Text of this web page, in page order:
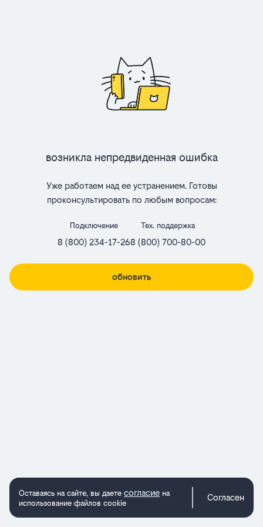
Возникла непредвиденная ошибка
Уже работаем над ее устранением. Готовы
проконсультировать по любым вопросам:
Подключение
8 (800) 234-17-26
Тех. поддержка
8 (800) 700-80-00
обновить
Оставаясь на сайте, вы даете согласие на
использование файлов cookie
Согласен